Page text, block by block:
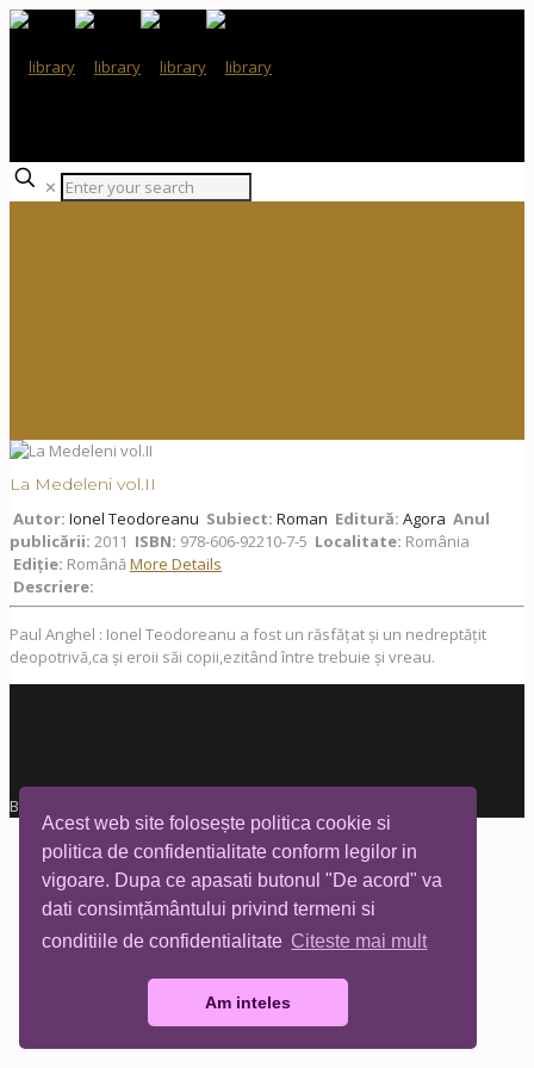
Acest web site folosește politica cookie si
politica de confidentialitate conform legilor in
vigoare. Dupa ce apasati butonul "De acord" va
dati consimțământului privind termeni si
conditiile de confidentialitate Citeste mai mult
Am inteles
✕
La Medeleni vol.II
Autor: Ionel Teodoreanu Subiect: Roman Editură: Agora Anul
publicării: 2011 ISBN: 978-606-92210-7-5 Localitate: România
Ediţie: Română More Details
Descriere:
Paul Anghel : Ionel Teodoreanu a fost un răsfățat și un nedreptățit
deopotrivă,ca și eroii săi copii,ezitând între trebuie și vreau.
Biblioteca Tia Mare © All rights reserved